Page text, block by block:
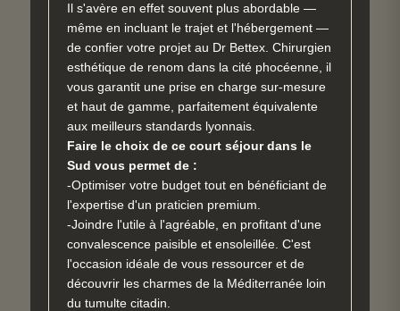
Il s'avère en effet souvent plus abordable —
même en incluant le trajet et l'hébergement —
de confier votre projet au Dr Bettex. Chirurgien
esthétique de renom dans la cité phocéenne, il
vous garantit une prise en charge sur-mesure
et haut de gamme, parfaitement équivalente
aux meilleurs standards lyonnais.
Faire le choix de ce court séjour dans le
Sud vous permet de :
-Optimiser votre budget tout en bénéficiant de
l'expertise d'un praticien premium.
-Joindre l'utile à l'agréable, en profitant d'une
convalescence paisible et ensoleillée. C'est
l'occasion idéale de vous ressourcer et de
découvrir les charmes de la Méditerranée loin
du tumulte citadin.